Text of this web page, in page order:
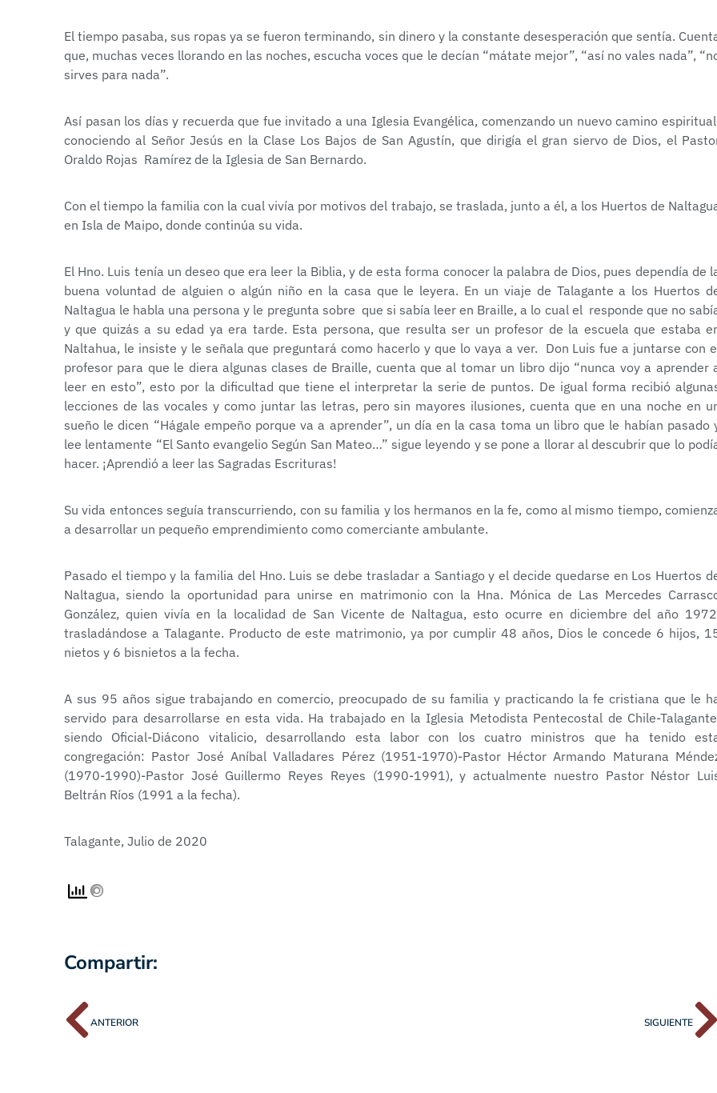
El tiempo pasaba, sus ropas ya se fueron terminando, sin dinero y la constante desesperación que sentía.
que, muchas veces llorando en las noches, escucha voces que le decían “mátate mejor”, “así no vales nada”,
sirves para nada”.
Así pasan los días y recuerda que fue invitado a una Iglesia Evangélica, comenzando un nuevo camino
conociendo al Señor Jesús en la Clase Los Bajos de San Agustín, que dirigía el gran siervo de Dios, el
Oraldo Rojas Ramírez de la Iglesia de San Bernardo.
Con el tiempo la familia con la cual vivía por motivos del trabajo, se traslada, junto a él, a los Huertos de
en Isla de Maipo, donde continúa su vida.
El Hno. Luis tenía un deseo que era leer la Biblia, y de esta forma conocer la palabra de Dios, pues dependía de
buena voluntad de alguien o algún niño en la casa que le leyera. En un viaje de Talagante a los Huertos
Naltagua le habla una persona y le pregunta sobre que si sabía leer en Braille, a lo cual el responde que no
y que quizás a su edad ya era tarde. Esta persona, que resulta ser un profesor de la escuela que estaba
Naltahua, le insiste y le señala que preguntará como hacerlo y que lo vaya a ver. Don Luis fue a juntarse con
profesor para que le diera algunas clases de Braille, cuenta que al tomar un libro dijo “nunca voy a aprender
leer en esto”, esto por la dificultad que tiene el interpretar la serie de puntos. De igual forma recibió
lecciones de las vocales y como juntar las letras, pero sin mayores ilusiones, cuenta que en una noche en
sueño le dicen “Hágale empeño porque va a aprender”, un día en la casa toma un libro que le habían pasado
lee lentamente “El Santo evangelio Según San Mateo…” sigue leyendo y se pone a llorar al descubrir que lo
hacer. ¡Aprendió a leer las Sagradas Escrituras!
Su vida entonces seguía transcurriendo, con su familia y los hermanos en la fe, como al mismo tiempo,
a desarrollar un pequeño emprendimiento como comerciante ambulante.
Pasado el tiempo y la familia del Hno. Luis se debe trasladar a Santiago y el decide quedarse en Los Huertos
Naltagua, siendo la oportunidad para unirse en matrimonio con la Hna. Mónica de Las Mercedes
González, quien vivía en la localidad de San Vicente de Naltagua, esto ocurre en diciembre del año
trasladándose a Talagante. Producto de este matrimonio, ya por cumplir 48 años, Dios le concede 6 hijos,
nietos y 6 bisnietos a la fecha.
A sus 95 años sigue trabajando en comercio, preocupado de su familia y practicando la fe cristiana que le
servido para desarrollarse en esta vida. Ha trabajado en la Iglesia Metodista Pentecostal de Chile-
siendo Oficial-Diácono vitalicio, desarrollando esta labor con los cuatro ministros que ha tenido
congregación: Pastor José Aníbal Valladares Pérez (1951-1970)-Pastor Héctor Armando Maturana
(1970-1990)-Pastor José Guillermo Reyes Reyes (1990-1991), y actualmente nuestro Pastor Néstor
Beltrán Ríos (1991 a la fecha).
Talagante, Julio de 2020
Compartir:
ANTERIOR SIGUIENTE